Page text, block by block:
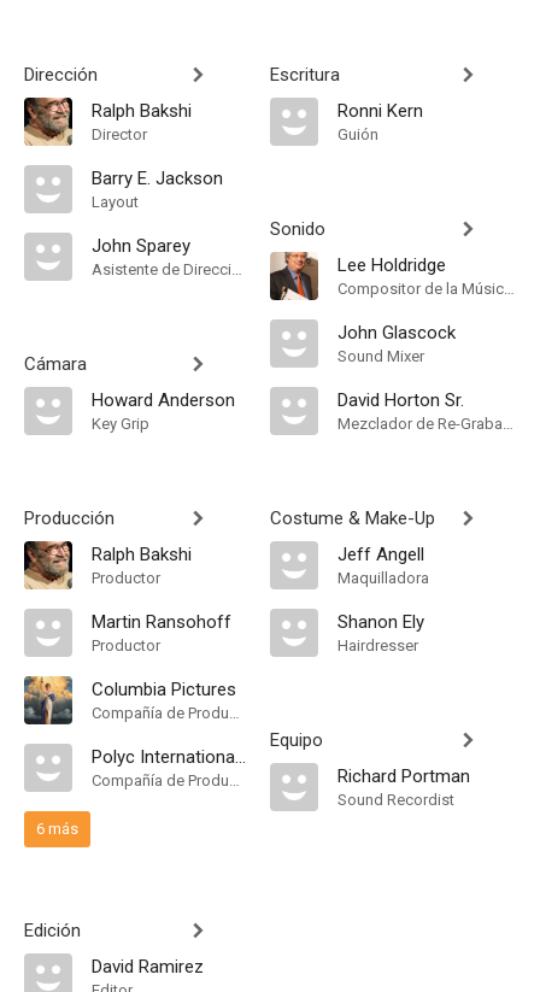
Dirección
Ralph Bakshi
Director
Barry E. Jackson
Layout
John Sparey
Asistente de Dirección
Cámara
Howard Anderson
Key Grip
Producción
Ralph Bakshi
Productor
Martin Ransohoff
Productor
Columbia Pictures
Compañía de Produccion
Polyc International BV
Compañía de Produccion
6 más
Edición
David Ramirez
Escritura
Ronni Kern
Guión
Sonido
Lee Holdridge
Compositor de la Música Original
John Glascock
Sound Mixer
David Horton Sr.
Mezclador de Re-Grabación de Sonido
Costume & Make-Up
Jeff Angell
Maquilladora
Shanon Ely
Hairdresser
Equipo
Richard Portman
Sound Recordist